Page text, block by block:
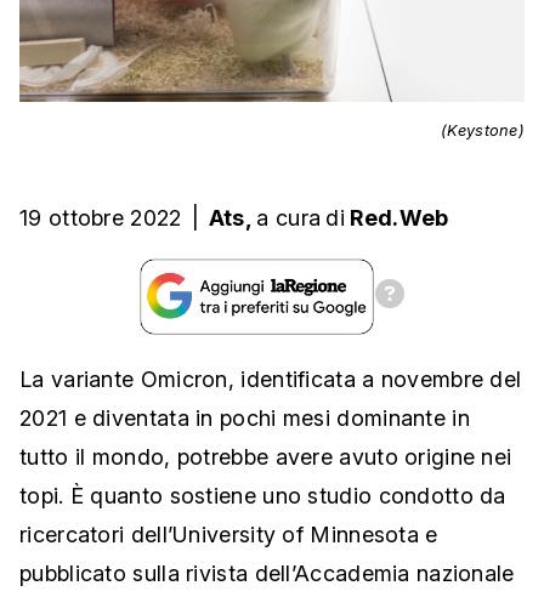
(Keystone)
19 ottobre 2022 Ats, a cura di Red.Web
La variante Omicron, identificata a novembre del
2021 e diventata in pochi mesi dominante in
tutto il mondo, potrebbe avere avuto origine nei
topi. È quanto sostiene uno studio condotto da
ricercatori dell’University of Minnesota e
pubblicato sulla rivista dell’Accademia nazionale